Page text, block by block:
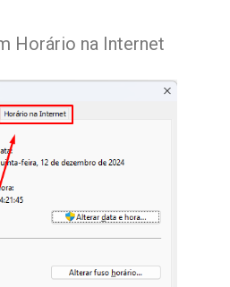
Horário na Internet